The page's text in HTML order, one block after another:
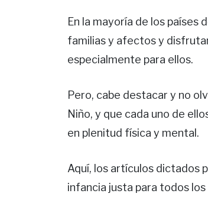
En la mayoría de los países
familias y afectos y
especialmente para ellos.
Pero, cabe destacar y no
Niño, y que cada uno de
en plenitud física y mental.
Aquí, los artículos dictados
infancia justa para todos